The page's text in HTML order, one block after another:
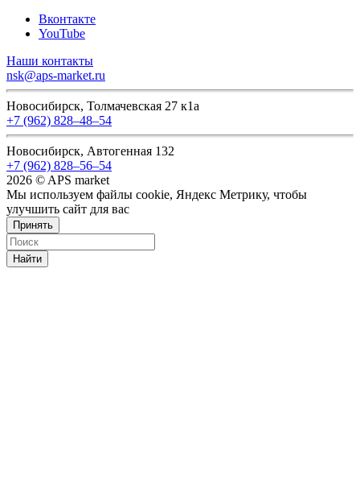
Вконтакте
YouTube
Наши контакты
nsk@aps-market.ru
Новосибирск, Толмачевская 27 к1а
+7 (962) 828‒48‒54
Новосибирск, Автогенная 132
+7 (962) 828‒56‒54
2026 © APS market
Мы используем файлы cookie, Яндекс Метрику, чтобы
улучшить сайт для вас
Принять
Найти